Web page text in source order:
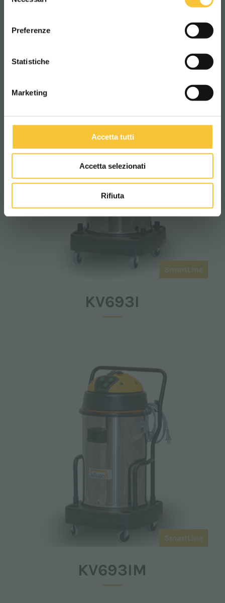
Preferenze
Statistiche
Marketing
Accetta tutti
Accetta selezionati
Rifiuta
SmartLine
KV693I
SmartLine
KV693IM